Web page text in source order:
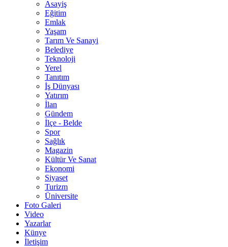
Asayiş
Eğitim
Emlak
Yaşam
Tarım Ve Sanayi
Belediye
Teknoloji
Yerel
Tanıtım
İş Dünyası
Yatırım
İlan
Gündem
İlçe - Belde
Spor
Sağlık
Magazin
Kültür Ve Sanat
Ekonomi
Siyaset
Turizm
Üniversite
Foto Galeri
Video
Yazarlar
Künye
İletişim